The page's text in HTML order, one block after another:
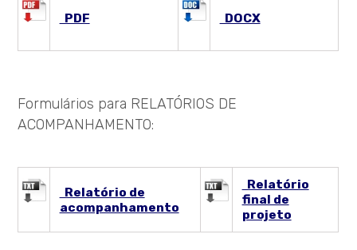
PDF DOCX
Formulários para RELATÓRIOS DE
ACOMPANHAMENTO:
Relatório de
acompanhamento
Relatório
final de
projeto